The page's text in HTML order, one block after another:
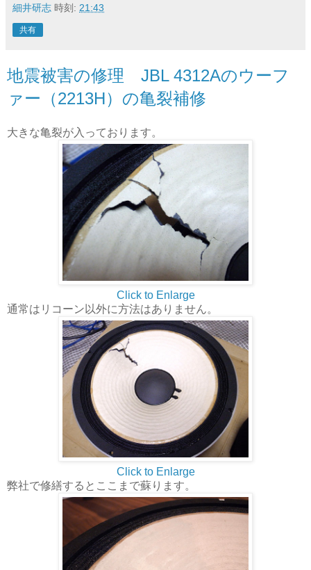
細井研志 時刻: 21:43
共有
地震被害の修理 JBL 4312Aのウーフ
ァー（2213H）の亀裂補修
大きな亀裂が入っております。
Click to Enlarge
通常はリコーン以外に方法はありません。
Click to Enlarge
弊社で修繕するとここまで蘇ります。